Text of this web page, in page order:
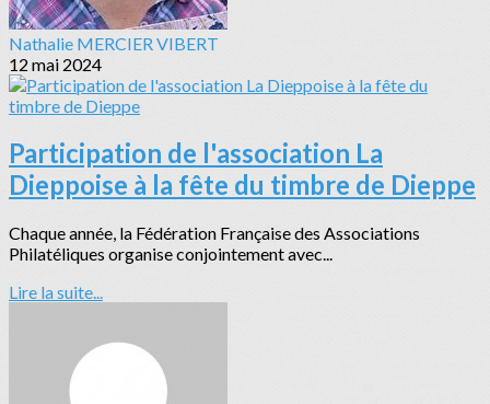
Nathalie MERCIER VIBERT
12 mai 2024
Participation de l'association La
Dieppoise à la fête du timbre de Dieppe
Chaque année, la Fédération Française des Associations
Philatéliques organise conjointement avec...
Lire la suite...